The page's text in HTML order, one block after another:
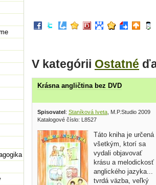
V kategórii Ostatné
Krásna angličtina bez DVD
Spisovatel: Staníková Iveta , M.P.Studio 2009
Katalogové číslo: L8527
Táto kniha je určená
všetkým, ktorí sa
vydali objavovať
krásu a melodickosť
anglického jazyka...
tvrdá väzba, veľký